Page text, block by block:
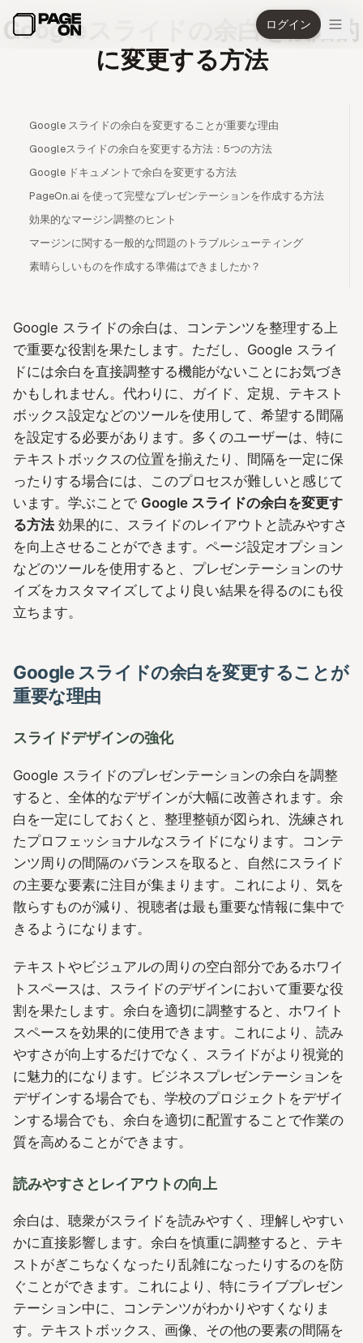
ログイン
Googleスライドの余白を段階的
に変更する方法
Google スライドの余白を変更することが重要な理由
Googleスライドの余白を変更する方法：5つの方法
Google ドキュメントで余白を変更する方法
PageOn.ai を使って完璧なプレゼンテーションを作成する方法
効果的なマージン調整のヒント
マージンに関する一般的な問題のトラブルシューティング
素晴らしいものを作成する準備はできましたか？
Google スライドの余白は、コンテンツを整理する上
で重要な役割を果たします。ただし、Google スライ
ドには余白を直接調整する機能がないことにお気づき
かもしれません。代わりに、ガイド、定規、テキスト
ボックス設定などのツールを使用して、希望する間隔
を設定する必要があります。多くのユーザーは、特に
テキストボックスの位置を揃えたり、間隔を一定に保
ったりする場合には、このプロセスが難しいと感じて
います。学ぶことで Google スライドの余白を変更す
る方法 効果的に、スライドのレイアウトと読みやすさ
を向上させることができます。ページ設定オプション
などのツールを使用すると、プレゼンテーションのサ
イズをカスタマイズしてより良い結果を得るのにも役
立ちます。
Google スライドの余白を変更することが
重要な理由
スライドデザインの強化
Google スライドのプレゼンテーションの余白を調整
すると、全体的なデザインが大幅に改善されます。余
白を一定にしておくと、整理整頓が図られ、洗練され
たプロフェッショナルなスライドになります。コンテ
ンツ周りの間隔のバランスを取ると、自然にスライド
の主要な要素に注目が集まります。これにより、気を
散らすものが減り、視聴者は最も重要な情報に集中で
きるようになります。
テキストやビジュアルの周りの空白部分であるホワイ
トスペースは、スライドのデザインにおいて重要な役
割を果たします。余白を適切に調整すると、ホワイト
スペースを効果的に使用できます。これにより、読み
やすさが向上するだけでなく、スライドがより視覚的
に魅力的になります。ビジネスプレゼンテーションを
デザインする場合でも、学校のプロジェクトをデザイ
ンする場合でも、余白を適切に配置することで作業の
質を高めることができます。
読みやすさとレイアウトの向上
余白は、聴衆がスライドを読みやすく、理解しやすい
かに直接影響します。余白を慎重に調整すると、テキ
ストがぎこちなくなったり乱雑になったりするのを防
ぐことができます。これにより、特にライブプレゼン
テーション中に、コンテンツがわかりやすくなりま
す。テキストボックス、画像、その他の要素の間隔を